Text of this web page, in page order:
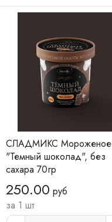
СЛАДМИКС Мороженое
"Темный шоколад", без
сахара 70гр
250.00 руб
за 1 шт